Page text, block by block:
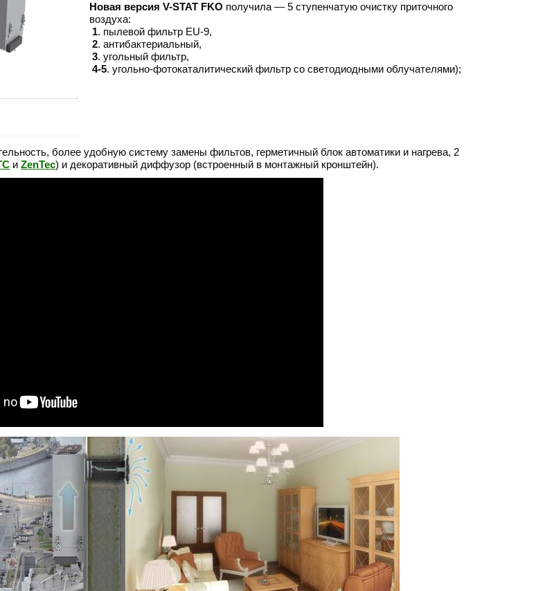
Новая версия V-STAT FKO получила — 5 ступенчатую очистку приточного
воздуха:
1. пылевой фильтр EU-9,
2. антибактериальный,
3. угольный фильтр,
4-5. угольно-фотокаталитический фильтр со светодиодными облучателями);
более удобную систему замены фильтов, герметичный блок автоматики и нагрева, 2
иZenTec) и декоративный диффузор (встроенный в монтажный кронштейн).